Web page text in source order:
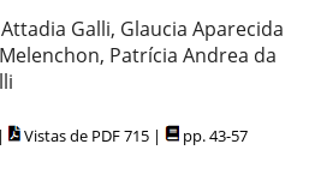
Galli, Glaucia Aparecida
Patrícia Andrea da
Vistas de PDF 715 | pp. 43-57